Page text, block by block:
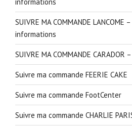
SUIVRE MA COMMANDE LANCOME
informations
SUIVRE MA COMMANDE
Suivre ma commande FEERIE CAKE
Suivre ma commande FootCenter
Suivre ma commande CHARLIE